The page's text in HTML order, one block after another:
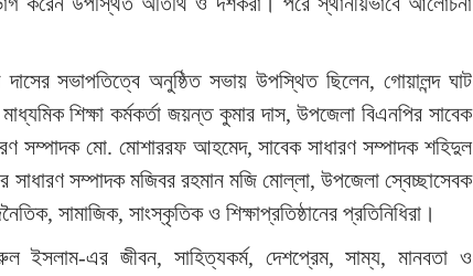
দাসের সভাপতিত্বে অনুষ্ঠিত সভায় উপস্থিত ছিলেন, গোয়ালন্দ ঘাট
শিক্ষা কর্মকর্তা জয়ন্ত কুমার দাস, উপজেলা বিএনপির সাবেক
সম্পাদক মো. মোশাররফ আহমেদ, সাবেক সাধারণ সম্পাদক শহিদুল
সম্পাদক মজিবর রহমান মজি মোল্লা, উপজেলা স্বেচ্ছাসেবক
সামাজিক, সাংস্কৃতিক ও শিক্ষাপ্রতিষ্ঠানের প্রতিনিধিরা।
ইসলাম-এর জীবন, সাহিত্যকর্ম, দেশপ্রেম, সাম্য, মানবতা ও